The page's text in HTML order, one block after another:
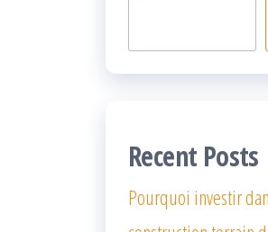
Recent Posts
Pourquoi investir